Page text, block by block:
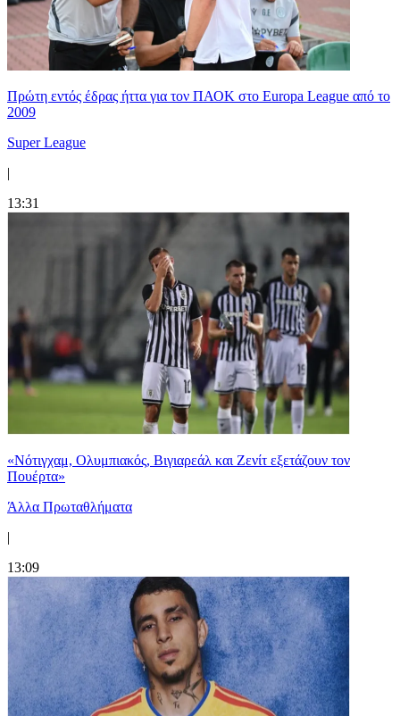
Πρώτη εντός έδρας ήττα για τον ΠΑΟΚ στο Europa League από το
2009
Super League
|
13:31
«Νότιγχαμ, Ολυμπιακός, Βιγιαρεάλ και Ζενίτ εξετάζουν τον
Πουέρτα»
Άλλα Πρωταθλήματα
|
13:09